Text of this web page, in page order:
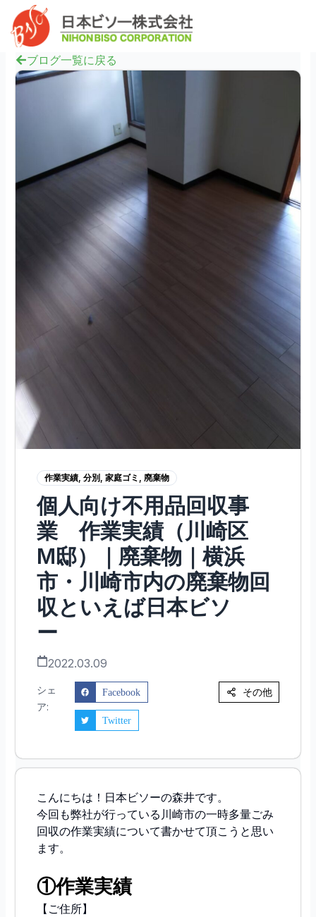
ブログ一覧に戻る
作業実績, 分別, 家庭ゴミ 廃棄物
個人向け不用品回収事
業 作業実績（川崎区
M邸）｜廃棄物｜横浜
市・川崎市内の廃棄物回
収といえば日本ビソ
ー
2022.03.09
シェ
ア:
Facebook
Twitter
その他
こんにちは！日本ビソーの森井です。
今回も弊社が行っている川崎市の一時多量ごみ
回収の作業実績について書かせて頂こうと思い
ます。
①作業実績
【ご住所】